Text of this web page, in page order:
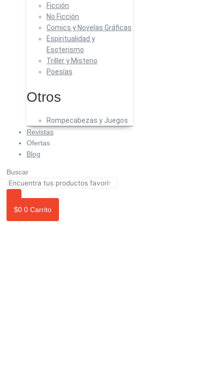
Ficción
No Ficción
Comics y Novelas Gráficas
Espiritualidad y
Esoterismo
Triller y Misterio
Poesías
Otros
Rompecabezas y Juegos
Revistas
Ofertas
Blog
Buscar
$0 0 Carrito